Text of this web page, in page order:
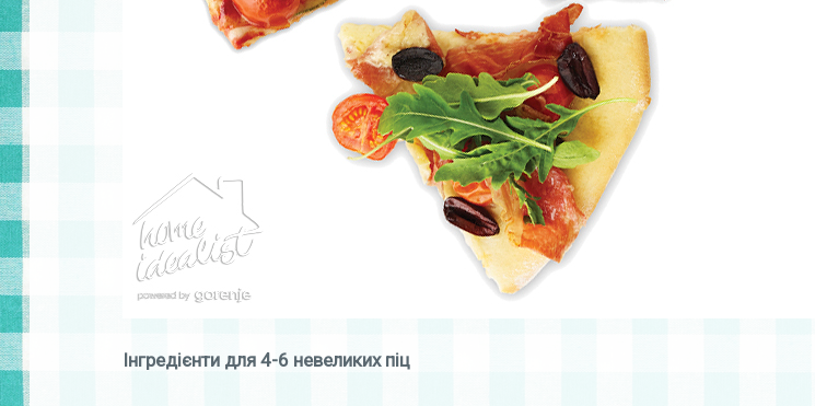
Інгредієнти для 4-6 невеликих піц